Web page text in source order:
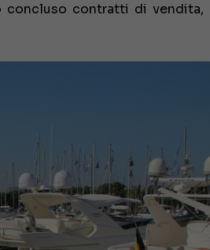
concluso contratti di vendita,